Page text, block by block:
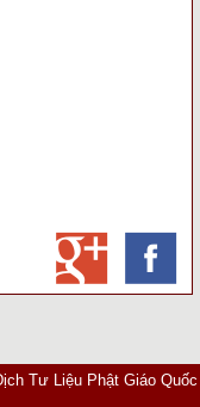
Tư Liệu Phật Giáo Quốc